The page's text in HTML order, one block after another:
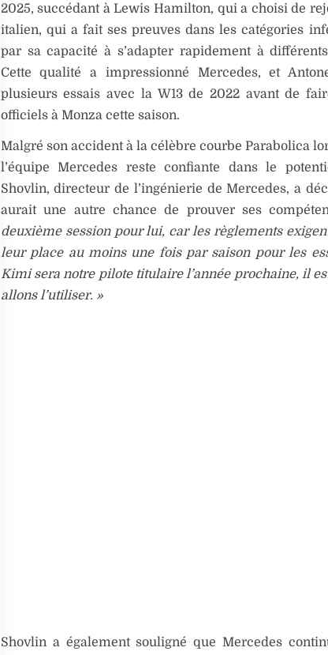
2025, succédant à Lewis Hamilton, qui a choisi de
italien, qui a fait ses preuves dans les catégories
par sa capacité à s’adapter rapidement à
Cette qualité a impressionné Mercedes, et
plusieurs essais avec la W13 de 2022 avant de
officiels à Monza cette saison.
Malgré son accident à la célèbre courbe Parabolica
l’équipe Mercedes reste confiante dans le
Shovlin, directeur de l’ingénierie de Mercedes, a
aurait une autre chance de prouver ses
deuxième session pour lui, car les règlements
leur place au moins une fois par saison pour les
Kimi sera notre pilote titulaire l’année prochaine, il
allons l’utiliser. »
Shovlin a également souligné que Mercedes